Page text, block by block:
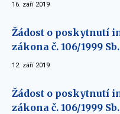
16. září 2019
Žádost o poskytnutí
zákona č. 106/1999 Sb.
12. září 2019
Žádost o poskytnutí
zákona č. 106/1999 Sb.